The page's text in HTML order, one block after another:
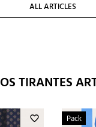
ALL ARTICLES
TIRANTES
favorite_border Pack